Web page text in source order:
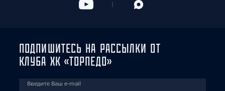
ПОДПИШИТЕСЬ НА РАССЫЛКИ ОТ
КЛУБА ХК «ТОРПЕДО»
Введите Ваш e-mail